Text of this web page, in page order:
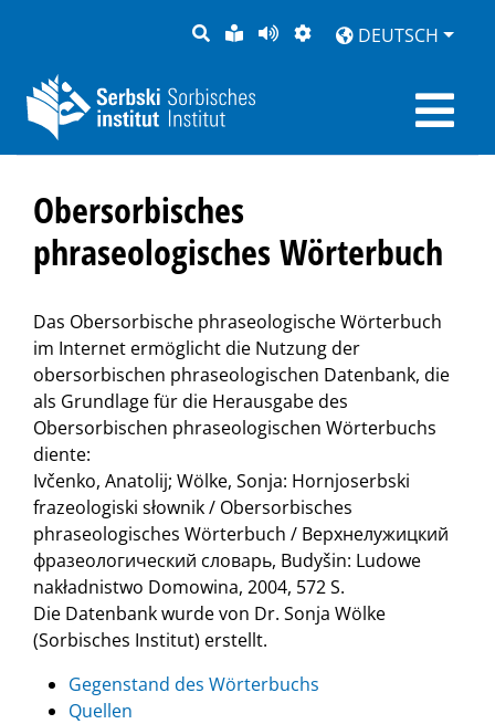
SUCHELEICHTE
SPRACHE
SEITEDARSTELLUNG
DEUTSCH
Obersorbisches
phraseologisches Wörterbuch
Das Obersorbische phraseologische Wörterbuch
im Internet ermöglicht die Nutzung der
obersorbischen phraseologischen Datenbank, die
als Grundlage für die Herausgabe des
Obersorbischen phraseologischen Wörterbuchs
diente:
Ivčenko, Anatolij; Wölke, Sonja: Hornjoserbski
frazeologiski słownik / Obersorbisches
phraseologisches Wörterbuch / Верхнелужицкий
фразеологический словарь, Budyšin: Ludowe
nakładnistwo Domowina, 2004, 572 S.
Die Datenbank wurde von Dr. Sonja Wölke
(Sorbisches Institut) erstellt.
Gegenstand des Wörterbuchs
Quellen